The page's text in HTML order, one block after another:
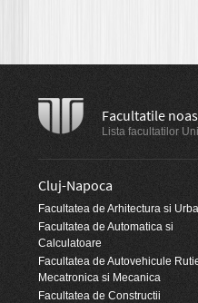
Facultatile
Lista facultatilor
Cluj-Napoca
Facultatea de Arhitectura si
Facultatea de Automatica si
Calculatoare
Facultatea de Autovehicule
Mecatronica si Mecanica
Facultatea de Constructii